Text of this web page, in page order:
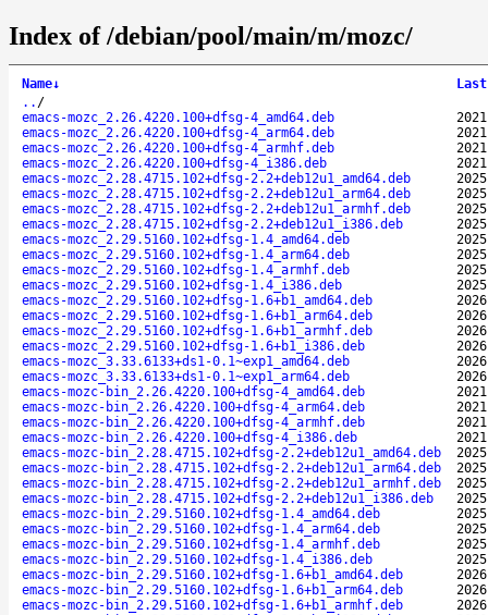
Index of /debian/pool/main/m/mozc/
Name↓
.. /
emacs-mozc_2.26.4220.100+dfsg-4_amd64.deb
emacs-mozc_2.26.4220.100+dfsg-4_arm64.deb
emacs-mozc_2.26.4220.100+dfsg-4_armhf.deb
emacs-mozc_2.26.4220.100+dfsg-4_i386.deb
emacs-mozc_2.28.4715.102+dfsg-2.2+deb12u1_amd64.deb
emacs-mozc_2.28.4715.102+dfsg-2.2+deb12u1_arm64.deb
emacs-mozc_2.28.4715.102+dfsg-2.2+deb12u1_armhf.deb
emacs-mozc_2.28.4715.102+dfsg-2.2+deb12u1_i386.deb
emacs-mozc_2.29.5160.102+dfsg-1.4_amd64.deb
emacs-mozc_2.29.5160.102+dfsg-1.4_arm64.deb
emacs-mozc_2.29.5160.102+dfsg-1.4_armhf.deb
emacs-mozc_2.29.5160.102+dfsg-1.4_i386.deb
emacs-mozc_2.29.5160.102+dfsg-1.6+b1_amd64.deb
emacs-mozc_2.29.5160.102+dfsg-1.6+b1_arm64.deb
emacs-mozc_2.29.5160.102+dfsg-1.6+b1_armhf.deb
emacs-mozc_2.29.5160.102+dfsg-1.6+b1_i386.deb
emacs-mozc_3.33.6133+ds1-0.1~exp1_amd64.deb
emacs-mozc_3.33.6133+ds1-0.1~exp1_arm64.deb
emacs-mozc-bin_2.26.4220.100+dfsg-4_amd64.deb
emacs-mozc-bin_2.26.4220.100+dfsg-4_arm64.deb
emacs-mozc-bin_2.26.4220.100+dfsg-4_armhf.deb
emacs-mozc-bin_2.26.4220.100+dfsg-4_i386.deb
emacs-mozc-bin_2.28.4715.102+dfsg-2.2+deb12u1_amd64.deb
emacs-mozc-bin_2.28.4715.102+dfsg-2.2+deb12u1_arm64.deb
emacs-mozc-bin_2.28.4715.102+dfsg-2.2+deb12u1_armhf.deb
emacs-mozc-bin_2.28.4715.102+dfsg-2.2+deb12u1_i386.deb
emacs-mozc-bin_2.29.5160.102+dfsg-1.4_amd64.deb
emacs-mozc-bin_2.29.5160.102+dfsg-1.4_arm64.deb
emacs-mozc-bin_2.29.5160.102+dfsg-1.4_armhf.deb
emacs-mozc-bin_2.29.5160.102+dfsg-1.4_i386.deb
emacs-mozc-bin_2.29.5160.102+dfsg-1.6+b1_amd64.deb
emacs-mozc-bin_2.29.5160.102+dfsg-1.6+b1_arm64.deb
emacs-mozc-bin_2.29.5160.102+dfsg-1.6+b1_armhf.deb